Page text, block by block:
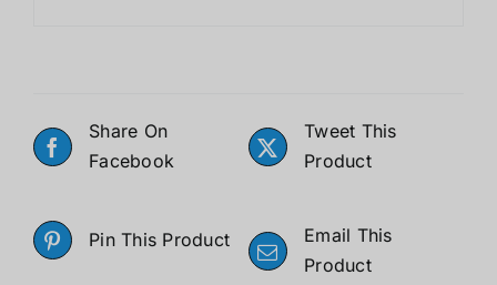
Share On
Facebook
Tweet This
Product
Pin This Product
Email This
Product